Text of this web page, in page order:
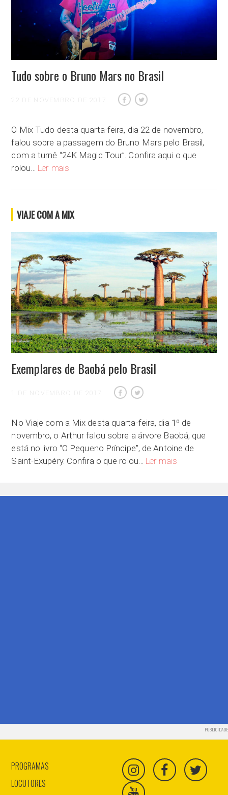
Tudo sobre o Bruno Mars no Brasil
22 DE NOVEMBRO DE 2017
O Mix Tudo desta quarta-feira, dia 22 de novembro,
falou sobre a passagem do Bruno Mars pelo Brasil,
com a turnê “24K Magic Tour”. Confira aqui o que
rolou… Ler mais
VIAJE COM A MIX
Exemplares de Baobá pelo Brasil
1 DE NOVEMBRO DE 2017
No Viaje com a Mix desta quarta-feira, dia 1º de
novembro, o Arthur falou sobre a árvore Baobá, que
está no livro “O Pequeno Príncipe”, de Antoine de
Saint-Exupéry. Confira o que rolou… Ler mais
PUBLICIDADE
PROGRAMAS
LOCUTORES